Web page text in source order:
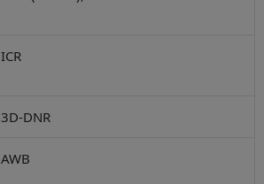
ICR
3D-DNR
AWB